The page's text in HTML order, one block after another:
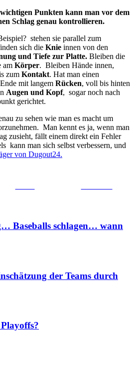
Punkten kann man vor dem
Schlag genau kontrollieren.
stehen sie parallel zum
sich die Knie innen von den
und Tiefe zur Platte. Bleiben die
am Körper. Bleiben Hände innen,
zum Kontakt. Hat man einen
mit langem Rücken, voll bis hinten
Augen und Kopf, sogar noch nach
gerichtet.
zu sehen wie man es macht um
Man kennt es ja, wenn man
zusieht, fällt einem direkt ein Fehler
kann man sich selbst verbessern, und
von Dugout24.
Baseballs schlagen… wann
der Teams durch